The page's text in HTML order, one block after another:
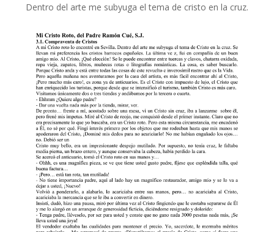
Dentro del arte me subyuga el tema de cristo en la cruz.